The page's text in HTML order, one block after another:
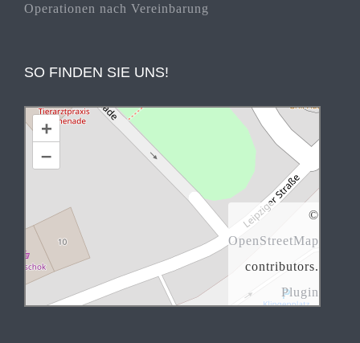
Operationen nach Vereinbarung
SO FINDEN SIE UNS!
+
–
©
OpenStreetMap
contributors.
Plugin